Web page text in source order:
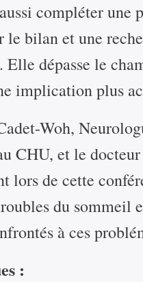
compléter une
le bilan et une
Elle dépasse le
implication plus
Woh,
CHU, et le
lors de cette
du sommeil
à ces
: